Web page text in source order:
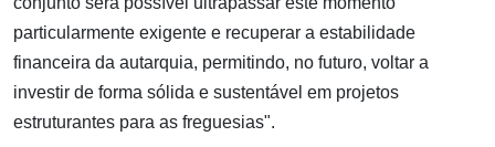
particularmente exigente e recuperar a estabilidade
financeira da autarquia, permitindo, no futuro, voltar a
investir de forma sólida e sustentável em projetos
estruturantes para as freguesias".